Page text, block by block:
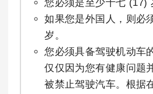
您必须是至少十七 (17)
如果您是外国人，则必
岁。
您必须具备驾驶机动车
仅仅因为您有健康问题
被禁止驾驶汽车。根据